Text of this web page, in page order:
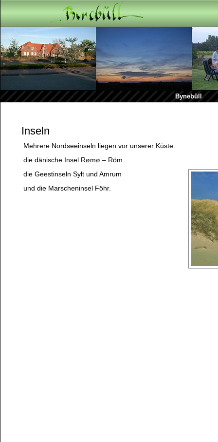
Bynebüll
Inseln
Mehrere Nordseeinseln liegen vor unserer Küste:
die dänische Insel Rømø – Röm
die Geestinseln Sylt und Amrum
und die Marscheninsel Föhr.